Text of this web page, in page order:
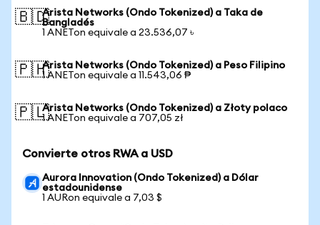
🇧🇩Arista Networks (Ondo Tokenized) a Taka de
Bangladés
1 ANETon equivale a 23.536,07 ৳
🇵🇭Arista Networks (Ondo Tokenized) a Peso Filipino
1 ANETon equivale a 11.543,06 ₱
🇵🇱Arista Networks (Ondo Tokenized) a Złoty polaco
1 ANETon equivale a 707,05 zł
Convierte otros RWA a USD
Aurora Innovation (Ondo Tokenized) a Dólar
estadounidense
1 AURon equivale a 7,03 $